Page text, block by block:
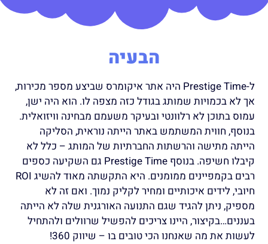
הבעיה
ל-Prestige Time היה אתר איקומרס שביצע מספר מכירות,
אך לא בכמויות שמותג בגודל כזה מצפה לו. הוא היה ישן,
עמוס בתוכן לא רלוונטי ובעיקר משעמם מבחינה וויזואלית.
בנוסף, חווית המשתמש באתר הייתה נוראית, הסליקה
הייתה מתישה והרשתות החברתיות של המותג – כלל לא
קיבלו חשיפה. בנוסף
Prestige Time גם השקיעה כספים
רבים בקמפיינים ממומנים. היא התקשתה מאוד להשיג ROI
חיובי, לידים איכותיים ומחיר לקליק נמוך. ואם זה לא
מספיק, ניתן להגיד שגם התנועה האורגנית שלה לא הייתה
בעננים…בקיצור, היינו צריכים להפשיל שרוולים ולהתחיל
לעשות את מה שאנחנו הכי טובים בו – שיווק 360!